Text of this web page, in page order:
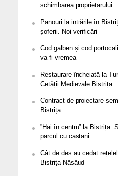
schimbarea proprietarului
Panouri la intrările în
șoferii. Noi verificări
Cod galben și cod
va fi vremea
Restaurare încheiată la
Cetății Medievale Bistrița
Contract de proiectare
Bistrița
”Hai în centru” la Bistrița:
parcul cu castani
Cât de des au cedat
Bistrița-Năsăud